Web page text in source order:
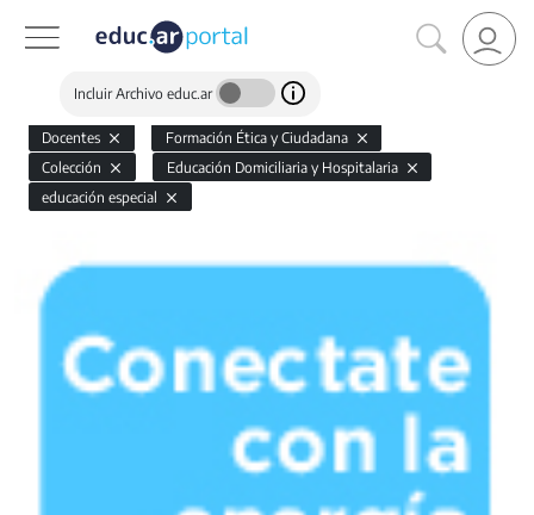
Incluir Archivo educ.ar
Docentes
Formación Ética y Ciudadana
Colección
Educación Domiciliaria y Hospitalaria
educación especial